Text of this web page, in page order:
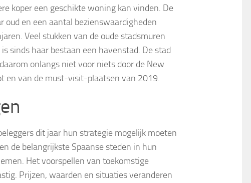
koper een geschikte woning kan vinden. De
oud en een aantal bezienswaardigheden
Veel stukken van de oude stadsmuren
sinds haar bestaan een havenstad. De stad
onlangs niet voor niets door de New
en van de must-visit-plaatsen van 2019.
dit jaar hun strategie mogelijk moeten
de belangrijkste Spaanse steden in hun
Het voorspellen van toekomstige
Prijzen, waarden en situaties veranderen